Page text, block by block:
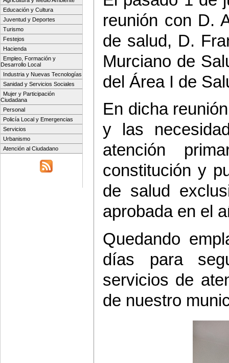
Educación y Cultura
Juventud y Deportes
Turismo
Festejos
Hacienda
Empleo, Formación y
Desarrollo Local
Industria y Nuevas Tecnologías
Sanidad y Servicios Sociales
Mujer y Participación
Ciudadana
Personal
Policía Local y Emergencias
Servicios
Urbanismo
Atención al Ciudadano
reunión con D.
de salud, D.
Murciano de
del Área I de
En dicha
y las
atención
constitución y
de salud
aprobada en el
Quedando
días para
servicios de
de nuestro